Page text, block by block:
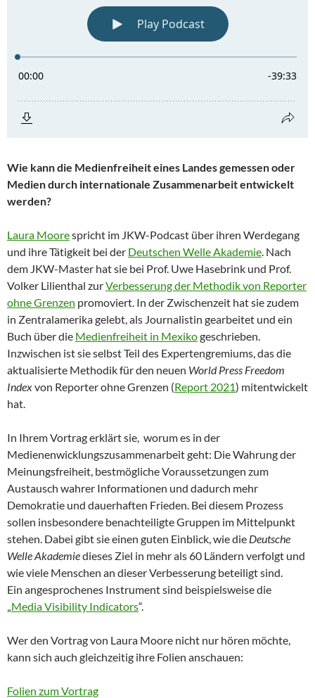
Wie kann die Medienfreiheit eines Landes gemessen oder
Medien durch internationale Zusammenarbeit entwickelt
werden?
Laura Moorespricht im JKW-Podcast über ihren Werdegang
und ihre Tätigkeit bei der Deutschen Welle Akademie. Nach
dem JKW-Master hat sie bei Prof. Uwe Hasebrink und Prof.
Volker Lilienthal zurVerbesserung der Methodik von Reporter
ohne Grenzen promoviert. In der Zwischenzeit hat sie zudem
in Zentralamerika gelebt, als Journalistin gearbeitet und ein
Buch über die Medienfreiheit in Mexikogeschrieben.
Inzwischen ist sie selbst Teil des Expertengremiums, das die
aktualisierte Methodik für den neuen World Press Freedom
Indexvon Reporter ohne Grenzen (Report 2021) mitentwickelt
hat.
In Ihrem Vortrag erklärt sie, worum es in der
Medienenwicklungszusammenarbeit geht: Die Wahrung der
Meinungsfreiheit, bestmögliche Voraussetzungen zum
Austausch wahrer Informationen und dadurch mehr
Demokratie und dauerhaften Frieden. Bei diesem Prozess
sollen insbesondere benachteiligte Gruppen im Mittelpunkt
stehen. Dabei gibt sie einen guten Einblick, wie die Deutsche
Welle Akademiedieses Ziel in mehr als 60 Ländern verfolgt und
wie viele Menschen an dieser Verbesserung beteiligt sind.
Ein angesprochenes Instrument sind beispielsweise die
„Media Visibility Indicators“.
Wer den Vortrag von Laura Moore nicht nur hören möchte,
kann sich auch gleichzeitig ihre Folien anschauen:
Folien zum Vortrag